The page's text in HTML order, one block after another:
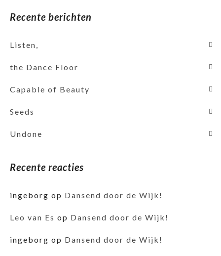
Recente berichten
Listen,
the Dance Floor
Capable of Beauty
Seeds
Undone
Recente reacties
ingeborg op Dansend door de Wijk!
Leo van Es op Dansend door de Wijk!
ingeborg op Dansend door de Wijk!